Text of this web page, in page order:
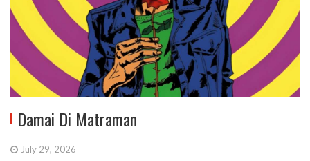
Damai Di Matraman
July 29, 2026